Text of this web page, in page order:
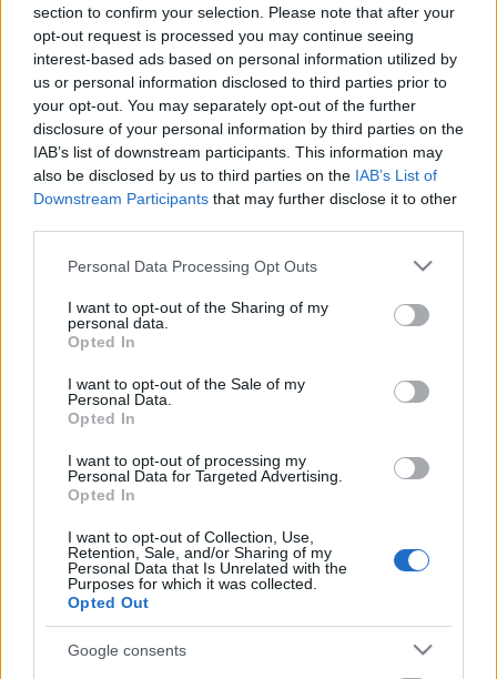
section to confirm your selection. Please note that after your
opt-out request is processed you may continue seeing
interest-based ads based on personal information utilized by
us or personal information disclosed to third parties prior to
your opt-out. You may separately opt-out of the further
disclosure of your personal information by third parties on the
IAB’s list of downstream participants. This information may
also be disclosed by us to third parties on the IAB’s List of
Downstream Participants that may further disclose it to other
Please note that this website/app uses one or more Google
not limited to your visit or usage behaviour. You may click to
grant or deny consent to Google and its third-party tags to
use your data for below specified purposes in below Google
consent section.
Personal Data Processing Opt Outs
I want to opt-out of the Sharing of my
personal data.
Opted In
I want to opt-out of the Sale of my
Personal Data.
Opted In
I want to opt-out of processing my
Personal Data for Targeted Advertising.
Opted In
I want to opt-out of Collection, Use,
Retention, Sale, and/or Sharing of my
Personal Data that Is Unrelated with the
Purposes for which it was collected.
Opted Out
Google consents
1-2 ek ecet
fél ek cukor
bors
só
Elkészítés:
A tésztát kifőzzük.
A vöröshagymát és fokhagymát egy serpenyőben
darabolt articsókát is. Ha a tészta megfőtt, és
leszűrtük, akkor a serpenyőbe öntjük, és
összeforgatjuk az articsókával, ecettel és cukorral.
Sózzuk, borsozzuk, és rászórjuk a parmezánt is.
Jó étvágyat!
Készítsünkvajbablevestis az articsókás tésztánk
mellé.
- KockacZukor -